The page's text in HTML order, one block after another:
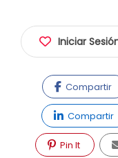
Iniciar
Compartir
Compartir
Pin It